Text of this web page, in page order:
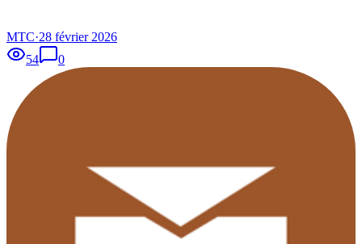
MTC·28 février 2026
54
0